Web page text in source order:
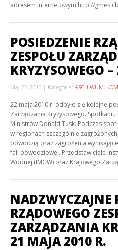
adresem internetowym http://
POSIEDZENIE
ZESPOŁU
KRYZYSOWEGO
Maj 22, 2010 Kategoria: ARCHIWUM,
22 maja 2010 r. odbyło się kolejne
Zarządzania Kryzysowego. Spotkaniu
Ministrów Donald Tusk. Podczas
w regionach szczególnie
powodzią oraz zagrożenia
fali powodziowej. Przedstawiciele
Wodnej (IMGW) oraz Krajowego
NADZWYCZAJNE
RZĄDOWEGO
ZARZĄDZANIA
21 MAJA 2010 R.